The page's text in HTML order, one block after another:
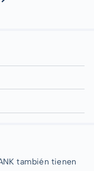
también tienen